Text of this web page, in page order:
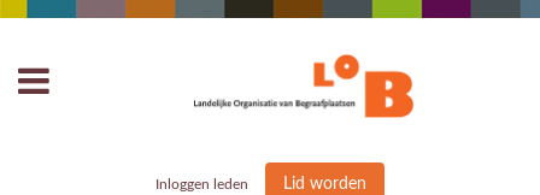
Inloggen leden Lid worden